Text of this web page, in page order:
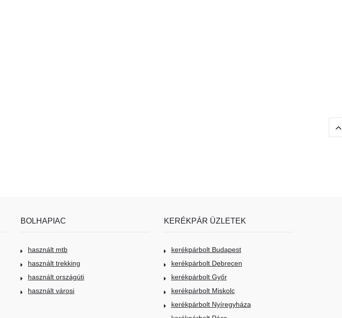
BOLHAPIAC
használt mtb
használt trekking
használt országúti
használt városi
KERÉKPÁR ÜZLETEK
kerékpárbolt Budapest
kerékpárbolt Debrecen
kerékpárbolt Győr
kerékpárbolt Miskolc
kerékpárbolt Nyíregyháza